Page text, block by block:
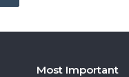
Most Important